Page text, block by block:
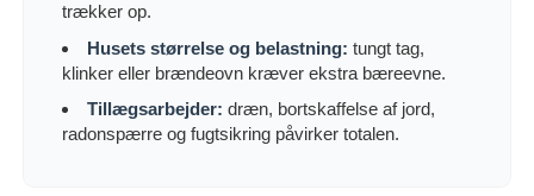
trækker op.
Husets størrelse og belastning: tungt tag,
klinker eller brændeovn kræver ekstra bæreevne.
Tillægsarbejder: dræn, bortskaffelse af jord,
radonspærre og fugtsikring påvirker totalen.